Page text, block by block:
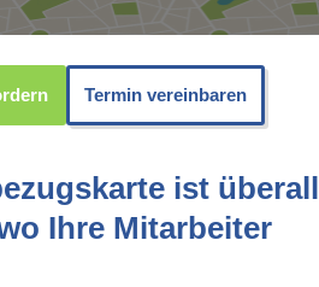
Termin vereinbaren
ist überall
Ihre Mitarbeiter